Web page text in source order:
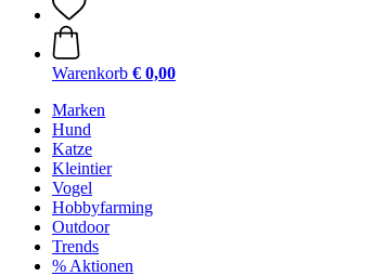
Warenkorb € 0,00
Marken
Hund
Katze
Kleintier
Vogel
Hobbyfarming
Outdoor
Trends
% Aktionen